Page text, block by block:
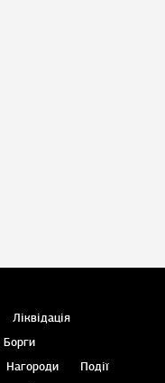
Ліквідація
Борги
Нагороди
Події